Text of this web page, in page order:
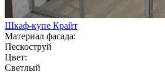
Шкаф-купе Крайт
Материал фасада:
Пескоструй
Цвет:
Светлый